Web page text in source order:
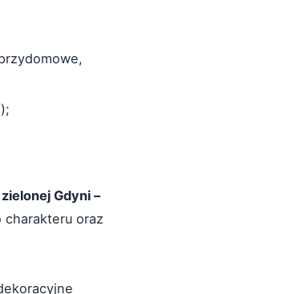
Gdyni –
charakteru oraz